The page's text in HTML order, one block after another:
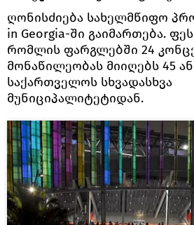
ღონისძიება სახელმწიფო
in Georgia-ში გაიმართება.
რომლის ფარგლებში 24
მონაწილეობას მიიღებს 45
საქართველოს სხვადასხვა
მუნიციპალიტეტიდან.